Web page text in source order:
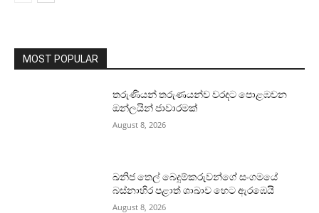
MOST POPULAR
තරුණියන් තරුණයන්ව වරදට පොළඹවන
ඔන්ලයින් ජාවාරමක්
August 8, 2026
ඛනිජ තෙල් බෙදුම්කරුවන්ගේ සංගමයේ
බස්නාහිර පළාත් ශාඛාව හෙට ඇරඹෙයි
August 8, 2026